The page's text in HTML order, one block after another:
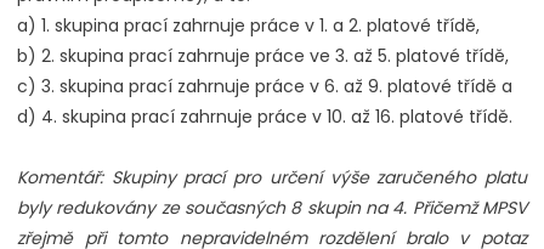
a) 1. skupina prací zahrnuje práce v 1. a 2. platové třídě,
b) 2. skupina prací zahrnuje práce ve 3. až 5. platové třídě,
c) 3. skupina prací zahrnuje práce v 6. až 9. platové třídě a
d) 4. skupina prací zahrnuje práce v 10. až 16. platové třídě.
Komentář: Skupiny prací pro určení výše zaručeného platu
byly redukovány ze současných 8 skupin na 4. Přičemž MPSV
zřejmě při tomto nepravidelném rozdělení bralo v potaz